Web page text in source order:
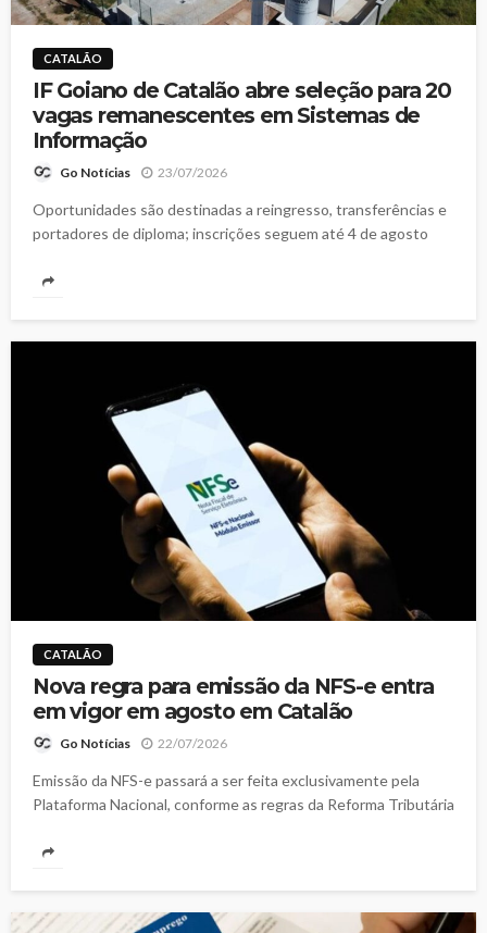
CATALÃO
IF Goiano de Catalão abre seleção para 20
vagas remanescentes em Sistemas de
Informação
Go Notícias 23/07/2026
Oportunidades são destinadas a reingresso, transferências e
portadores de diploma; inscrições seguem até 4 de agosto
CATALÃO
Nova regra para emissão da NFS-e entra
em vigor em agosto em Catalão
Go Notícias 22/07/2026
Emissão da NFS-e passará a ser feita exclusivamente pela
Plataforma Nacional, conforme as regras da Reforma Tributária